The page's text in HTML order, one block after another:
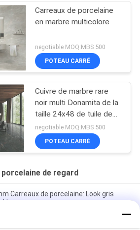
Carreaux de porcelaine
en marbre multicolore
negotiable MOQ:MBS 500
POTEAU CARRÉ
Cuivre de marbre rare
noir multi Donamita de la
taille 24x48 de tuile de
porcelaine de regard
negotiable MOQ:MBS 500
POTEAU CARRÉ
de regard
Carreaux de porcelaine: Look gris
les murs
gris nuageux: 750*1500 mm, 9,5 mm